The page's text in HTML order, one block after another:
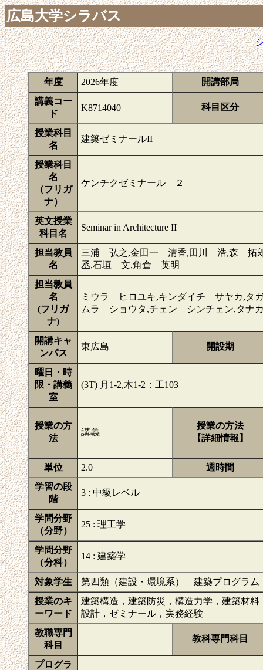
広島大学シラバス
年度 2026年度
開講部局
講義コー
ド
K8714040 科目区分
授業科目
名
建築ゼミナールII
授業科目
名
（フリガ
ナ）
ケンチクゼミナール ２
英文授業
科目名
Seminar in Architecture II
担当教員
名
三浦 弘之,金田一 清香,田川 浩,森
丞,石垣 文,角倉 英明
担当教員
名
(フリガ
ナ)
ミウラ ヒロユキ,キンダイチ サヤカ,
ムラ ショウタ,チェン シンチェン,タ
開講キャ
ンパス
東広島 開設期
曜日・時
限・講義
室
(3T) 月1-2,木1-2：工103
授業の方
法
講義
授業の方法
【詳細情報】
単位 2.0
週時間
学習の段
階
3 : 中級レベル
学問分野
（分野）
25 : 理工学
学問分野
（分科）
14 : 建築学
対象学生
第四類（建設・環境系） 建築プログラ
授業のキ
ーワード
建築構造，建築防災，構造力学，建築材
設計，ゼミナール，実務経験
教職専門
科目
教科専門科目
プログラ